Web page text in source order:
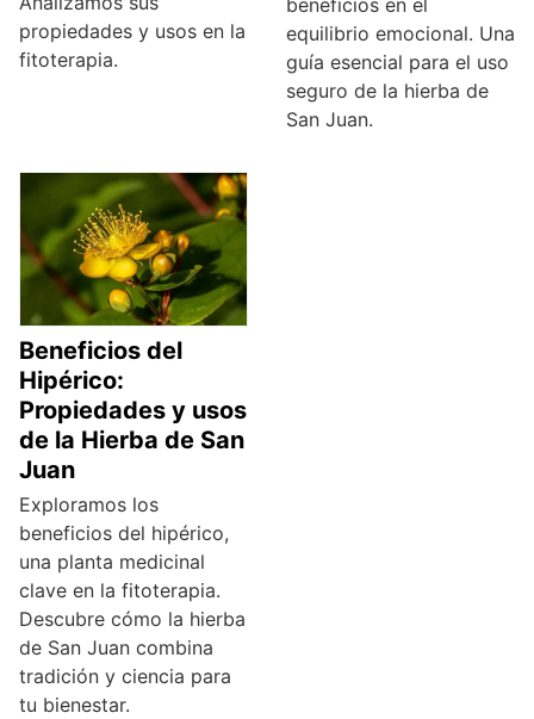
propiedades y usos en la
fitoterapia.
equilibrio emocional. Una
guía esencial para el uso
seguro de la hierba de
San Juan.
Beneficios del
Hipérico:
Propiedades y usos
de la Hierba de San
Juan
Exploramos los
beneficios del hipérico,
una planta medicinal
clave en la fitoterapia.
Descubre cómo la hierba
de San Juan combina
tradición y ciencia para
tu bienestar.